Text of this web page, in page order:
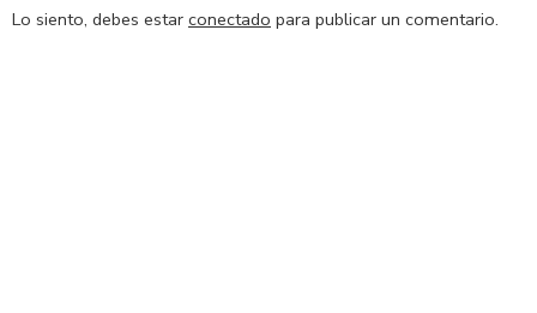
Lo siento, debes estar conectado para publicar un comentario.